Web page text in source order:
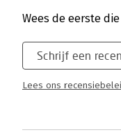
Wees de eerste
Schrijf een
Lees ons